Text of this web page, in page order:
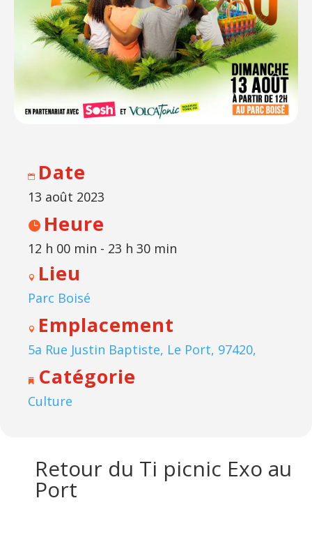
Date
13 août 2023
Heure
12 h 00 min - 23 h 30 min
Lieu
Parc Boisé
Emplacement
5a Rue Justin Baptiste, Le Port, 97420,
Catégorie
Culture
Retour du Ti picnic Exo au
Port